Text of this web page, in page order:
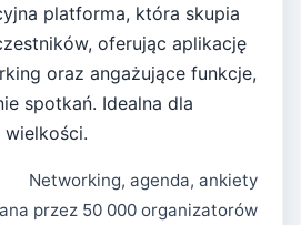
platforma, która skupia
oferując aplikację
oraz angażujące funkcje,
spotkań. Idealna dla
wielkości.
Networking, agenda, ankiety
przez 50 000 organizatorów